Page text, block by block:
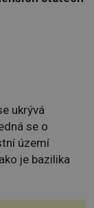
ukrývá
se o
území
je bazilika